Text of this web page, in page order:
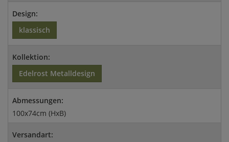
Design:
klassisch
Kollektion:
Edelrost Metalldesign
Abmessungen:
100x74cm (HxB)
Versandart: